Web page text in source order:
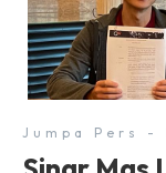
Jumpa Pers -